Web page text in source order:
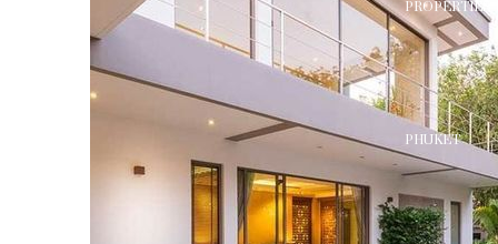
PROPERTIES
PHUKET